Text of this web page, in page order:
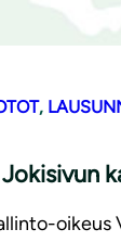
,
oikeus